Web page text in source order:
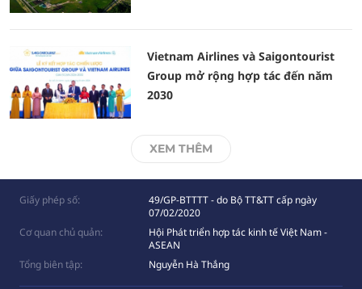
Vietnam Airlines và Saigontourist
Group mở rộng hợp tác đến năm
2030
XEM THÊM
Giấy phép số:
49/GP-BTTTT - do Bộ TT&TT cấp ngày
07/02/2020
Cơ quan chủ quản:
Hội Phát triển hợp tác kinh tế Việt Nam -
ASEAN
Tổng biên tập:
Nguyễn Hà Thắng